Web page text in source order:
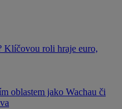
Klíčovou roli hraje euro,
oblastem jako Wachau či